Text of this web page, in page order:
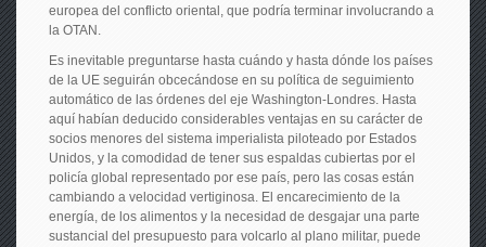
europea del conflicto oriental, que podría terminar involucrando a
la OTAN.
Es inevitable preguntarse hasta cuándo y hasta dónde los países
de la UE seguirán obcecándose en su política de seguimiento
automático de las órdenes del eje Washington-Londres. Hasta
aquí habían deducido considerables ventajas en su carácter de
socios menores del sistema imperialista piloteado por Estados
Unidos, y la comodidad de tener sus espaldas cubiertas por el
policía global representado por ese país, pero las cosas están
cambiando a velocidad vertiginosa. El encarecimiento de la
energía, de los alimentos y la necesidad de desgajar una parte
sustancial del presupuesto para volcarlo al plano militar, puede